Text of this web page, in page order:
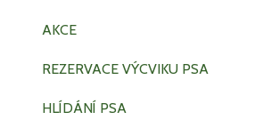
AKCE
REZERVACE VÝCVIKU PSA
HLÍDÁNÍ PSA